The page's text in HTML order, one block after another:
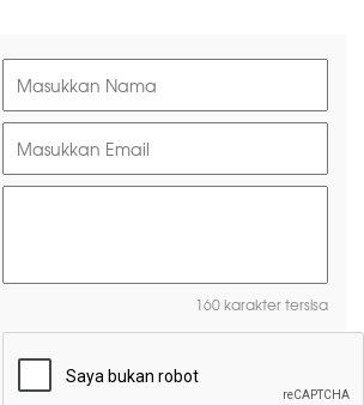
160 karakter tersisa